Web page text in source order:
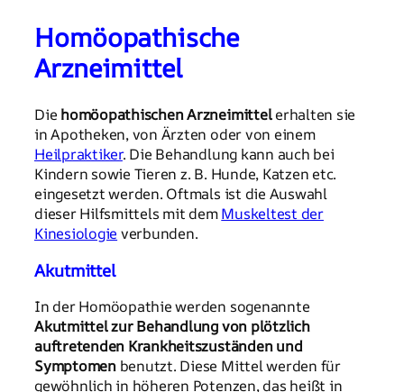
Homöopathische
Arzneimittel
Die homöopathischen Arzneimittelerhalten sie
in Apotheken, von Ärzten oder von einem
Heilpraktiker. Die Behandlung kann auch bei
Kindern sowie Tieren z. B. Hunde, Katzen etc.
eingesetzt werden. Oftmals ist die Auswahl
dieser Hilfsmittels mit demMuskeltest der
Kinesiologie verbunden.
Akutmittel
In der Homöopathie werden sogenannte
Akutmittel zur Behandlung von plötzlich
auftretenden Krankheitszuständen und
Symptomenbenutzt. Diese Mittel werden für
gewöhnlich in höheren Potenzen, das heißt in